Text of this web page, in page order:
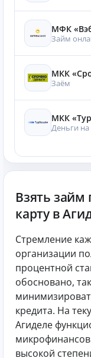
МФК
Займ
МКК
Заём
МКК
Деньги
Взять займ
карту в
Стремление
организации
процентной
обосновано,
кредита. На
Агиделе
высокой